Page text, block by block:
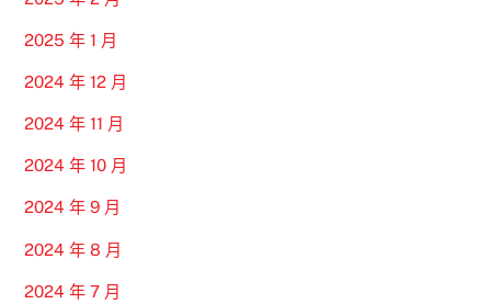
2025 年 1 月
2024 年 12 月
2024 年 11 月
2024 年 10 月
2024 年 9 月
2024 年 8 月
2024 年 7 月